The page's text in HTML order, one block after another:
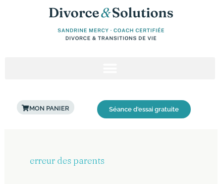
MON PANIER Séance d'essai gratuite
erreur des parents